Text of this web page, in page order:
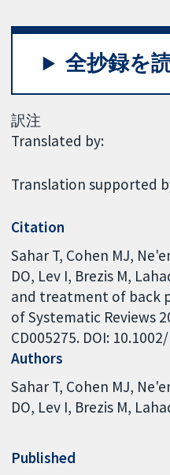
全抄録を
訳注
Translated by:
Translation supported
Citation
Sahar T, Cohen MJ,
DO, Lev I, Brezis M,
and treatment of back
of Systematic Reviews
CD005275. DOI:
Authors
Sahar T Cohen MJ
DO Lev I Brezis M
Published